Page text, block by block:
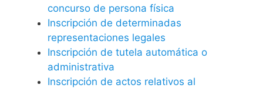
concurso de persona física
Inscripción de determinadas
representaciones legales
Inscripción de tutela automática o
administrativa
Inscripción de actos relativos al